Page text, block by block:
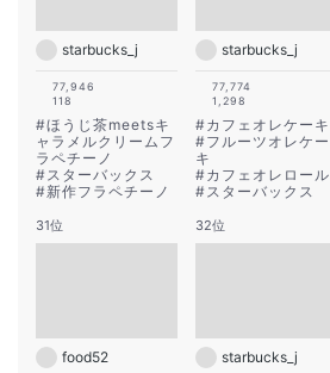
starbucks_j
77,946
118
#ほうじ茶meetsキ
ャラメルクリームフ
ラペチーノ
#スターバックス
#新作フラペチーノ
starbucks_j
77,774
1,298
#カフェオレケーキ
#フルーツオレケー
キ
#カフェオレロール
#スターバックス
31位
food52
32位
starbucks_j